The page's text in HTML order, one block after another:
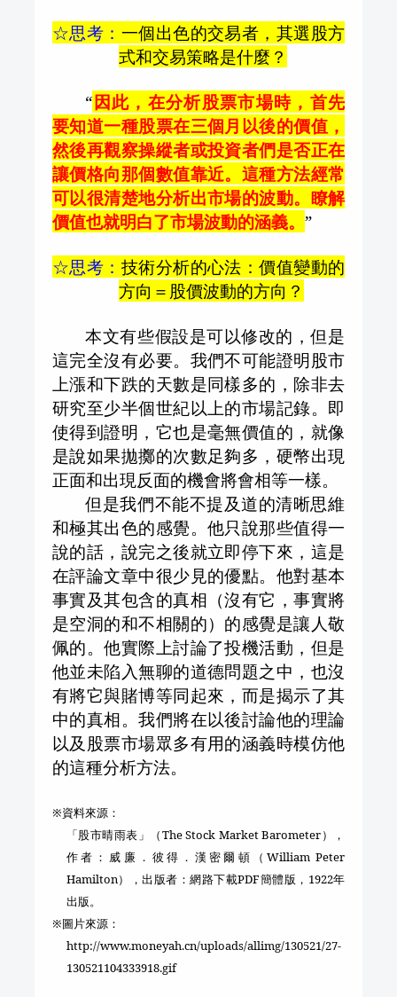
☆思考： 一個出色的交易者，其選股方
式和交易策略是什麼？
“因此，在分析股票市場時，首先
要知道一種股票在三個月以後的價值，
然後再觀察操縱者或投資者們是否正在
讓價格向那個數值靠近。這種方法經常
可以很清楚地分析出市場的波動。瞭解
價值也就明白了市場波動的涵義。 ”
☆思考： 技術分析的心法：價值變動的
方向＝股價波動的方向？
本文有些假設是可以修改的，但是
這完全沒有必要。我們不可能證明股市
上漲和下跌的天數是同樣多的，除非去
研究至少半個世紀以上的市場記錄。即
使得到證明，它也是毫無價值的，就像
是說如果拋擲的次數足夠多，硬幣出現
正面和出現反面的機會將會相等一樣。
但是我們不能不提及道的清晰思維
和極其出色的感覺。他只說那些值得一
說的話，說完之後就立即停下來，這是
在評論文章中很少見的優點。他對基本
事實及其包含的真相（沒有它，事實將
是空洞的和不相關的）的感覺是讓人敬
佩的。他實際上討論了投機活動，但是
他並未陷入無聊的道德問題之中，也沒
有將它與賭博等同起來，而是揭示了其
中的真相。我們將在以後討論他的理論
以及股票市場眾多有用的涵義時模仿他
的這種分析方法。
※資料來源：
「股市晴雨表 」（The Stock Market Barometer），
作者： 威廉．彼得．漢密爾頓 （ William Peter
Hamilton），出版者：網路下載PDF簡體版， 1922年
出版。
※圖片來源：
http://www.moneyah.cn/uploads/allimg/130521/27-
130521104333918.gif